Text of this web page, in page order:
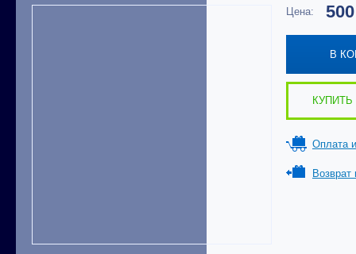
Цена:
В
КУПИТЬ
Оплата
Возврат